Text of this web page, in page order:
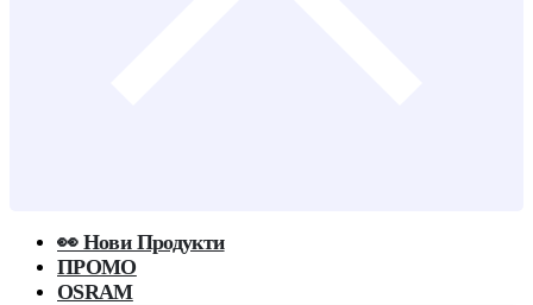
👀 Нови Продукти
ПРОМО
OSRAM